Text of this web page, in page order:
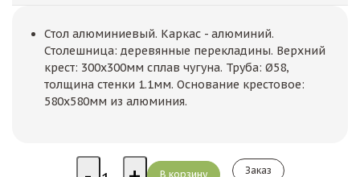
Стол алюминиевый. Каркас - алюминий.
Столешница: деревянные перекладины. Верхний
крест: 300х300мм сплав чугуна. Труба: Ø58,
толщина стенки 1.1мм. Основание крестовое:
580х580мм из алюминия.
Заказ